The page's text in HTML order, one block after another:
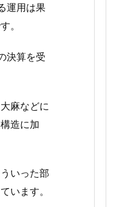
運用は果
。
決算を受
麻などに
造に加
いった部
います。